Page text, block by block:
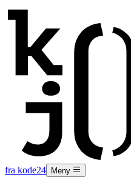
fra kode24 Meny